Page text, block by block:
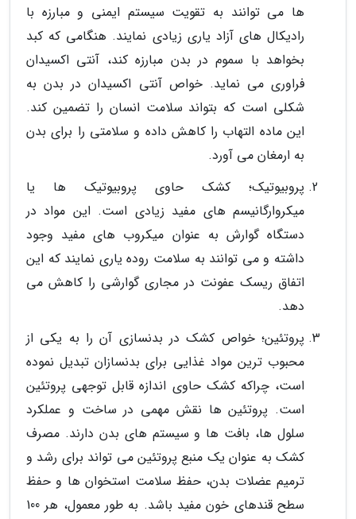
ها می توانند به تقویت سیستم ایمنی و مبارزه با
رادیکال های آزاد یاری زیادی نمایند. هنگامی که کبد
بخواهد با سموم در بدن مبارزه کند، آنتی اکسیدان
فراوری می نماید. خواص آنتی اکسیدان در بدن به
شکلی است که بتواند سلامت انسان را تضمین کند.
این ماده التهاب را کاهش داده و سلامتی را برای بدن
به ارمغان می آورد.
پروبیوتیک؛ کشک حاوی پروبیوتیک ها یا
میکروارگانیسم های مفید زیادی است. این مواد در
دستگاه گوارش به عنوان میکروب های مفید وجود
داشته و می توانند به سلامت روده یاری نمایند که این
اتفاق ریسک عفونت در مجاری گوارشی را کاهش می
دهد.
پروتئین؛ خواص کشک در بدنسازی آن را به یکی از
محبوب ترین مواد غذایی برای بدنسازان تبدیل نموده
است، چراکه کشک حاوی اندازه قابل توجهی پروتئین
است. پروتئین ها نقش مهمی در ساخت و عملکرد
سلول ها، بافت ها و سیستم های بدن دارند. مصرف
کشک به عنوان یک منبع پروتئین می تواند برای رشد و
ترمیم عضلات بدن، حفظ سلامت استخوان ها و حفظ
سطح قندهای خون مفید باشد. به طور معمول، هر 100